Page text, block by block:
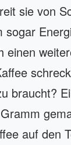
sie von
sogar
einen
braucht?
auf den